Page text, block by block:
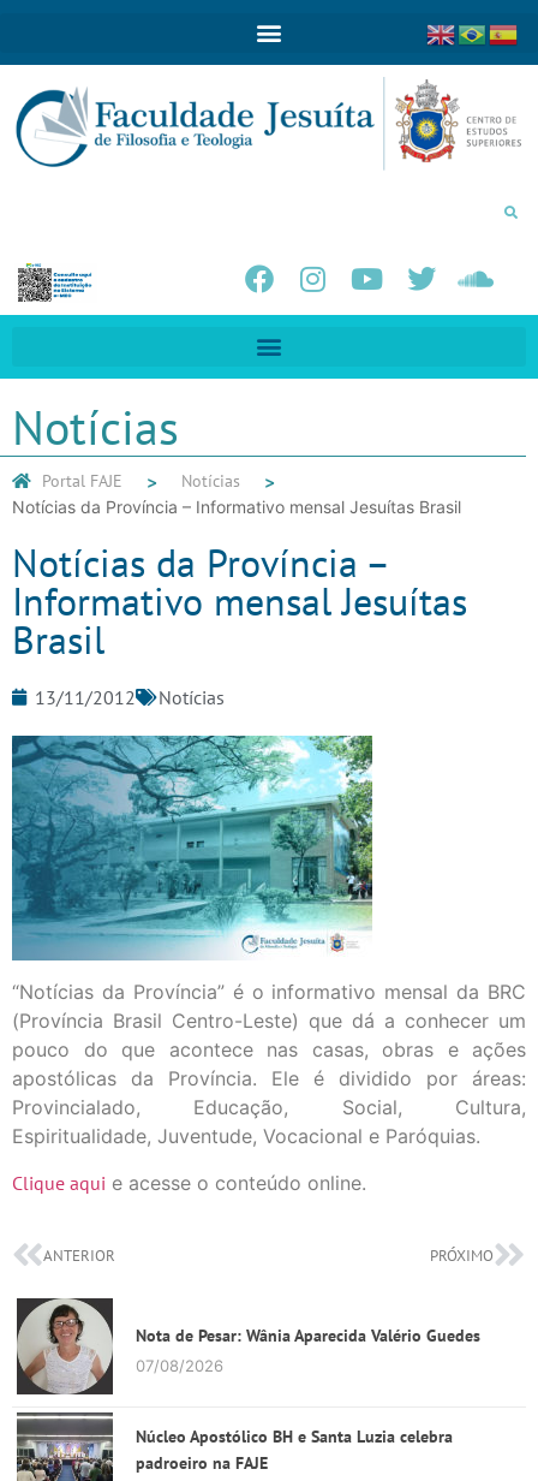
Notícias
Portal FAJE Notícias
Notícias da Província – Informativo mensal Jesuítas Brasil
Notícias da Província –
Informativo mensal Jesuítas
Brasil
13/11/2012 Notícias
“Notícias da Província” é o informativo mensal da BRC
(Província Brasil Centro-Leste) que dá a conhecer um
pouco do que acontece nas casas, obras e ações
apostólicas da Província. Ele é dividido por áreas:
Provincialado, Educação, Social, Cultura,
Espiritualidade, Juventude, Vocacional e Paróquias.
Clique aqui e acesse o conteúdo online.
ANTERIOR PRÓXIMO
Nota de Pesar: Wânia Aparecida Valério Guedes
07/08/2026
Núcleo Apostólico BH e Santa Luzia celebra
padroeiro na FAJE